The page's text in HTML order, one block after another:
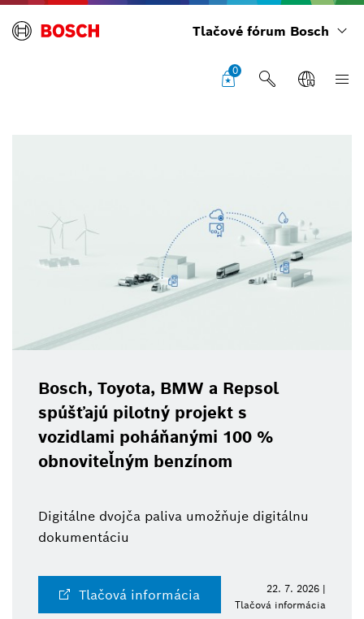
Tlačové fórum Bosch
0
Bosch, Toyota, BMW a Repsol
spúšťajú pilotný projekt s
vozidlami poháňanými 100 %
obnoviteľným benzínom
Digitálne dvojča paliva umožňuje digitálnu
dokumentáciu
Tlačová informácia
22. 7. 2026 |
Tlačová informácia